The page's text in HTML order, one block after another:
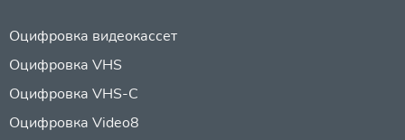
Оцифровка видеокассет
Оцифровка VHS
Оцифровка VHS-C
Оцифровка Video8